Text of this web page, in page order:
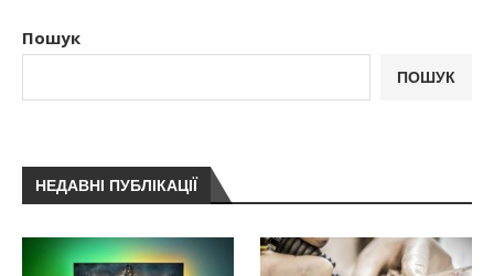
Пошук
ПОШУК
НЕДАВНІ ПУБЛІКАЦІЇ